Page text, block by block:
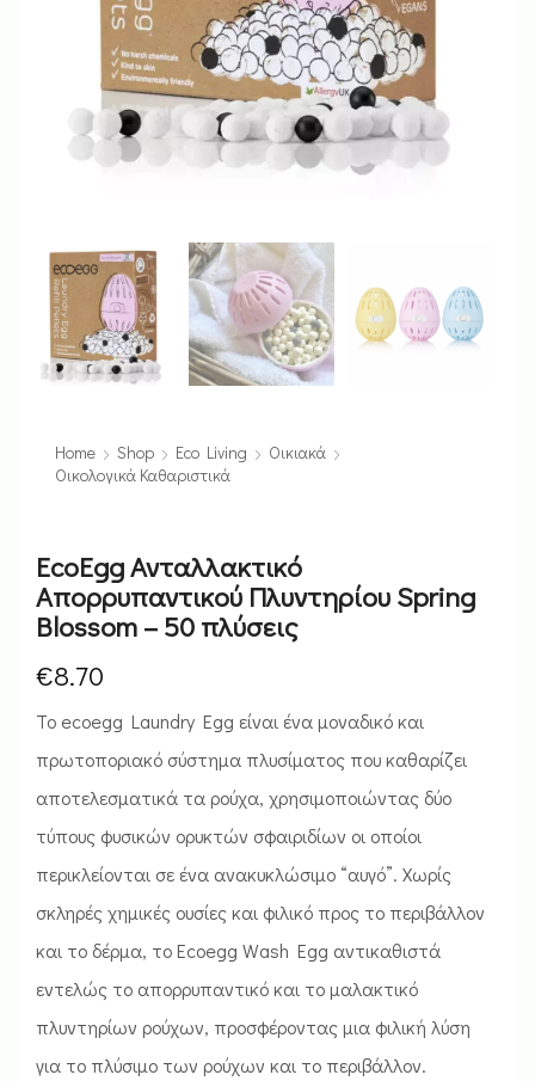
Home Shop Eco Living
Οικιακά
Οικολογικά Καθαριστικά
EcoEgg Ανταλλακτικό
Απορρυπαντικού Πλυντηρίου Spring
Blossom – 50 πλύσεις
€8.70
Το ecoegg Laundry Egg είναι ένα μοναδικό και
πρωτοποριακό σύστημα πλυσίματος που καθαρίζει
αποτελεσματικά τα ρούχα, χρησιμοποιώντας δύο
τύπους φυσικών ορυκτών σφαιριδίων οι οποίοι
περικλείονται σε ένα ανακυκλώσιμο “αυγό”. Χωρίς
σκληρές χημικές ουσίες και φιλικό προς το περιβάλλον
και το δέρμα, το Ecoegg Wash Egg αντικαθιστά
εντελώς το απορρυπαντικό και το μαλακτικό
πλυντηρίων ρούχων, προσφέροντας μια φιλική λύση
για το πλύσιμο των ρούχων και το περιβάλλον.